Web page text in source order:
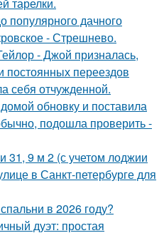
популярного дачного
- Стрешнево.
- Джой призналась,
постоянных переездов
себя отчужденной.
обновку и поставила
подошла проверить -
31, 9 м 2 (с учетом лоджии
в Санкт-петербурге для
в 2026 году?
дуэт: простая